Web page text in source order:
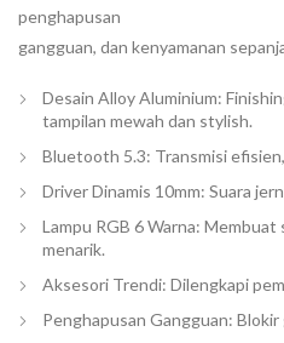
penghapusan
gangguan, dan kenyamanan
Desain Alloy Aluminium:
tampilan mewah dan stylish.
Bluetooth 5.3: Transmisi
Driver Dinamis 10mm: Suara
Lampu RGB 6 Warna: Membuat
menarik.
Aksesori Trendi: Dilengkapi
Penghapusan Gangguan: